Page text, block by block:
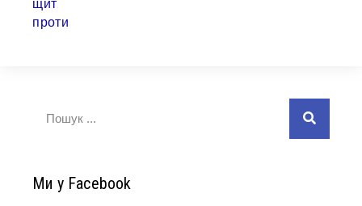
Ми у Facebook